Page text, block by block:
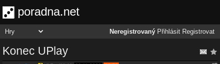
poradna.net
Neregistrovaný Přihlásit Registrovat
Konec UPlay